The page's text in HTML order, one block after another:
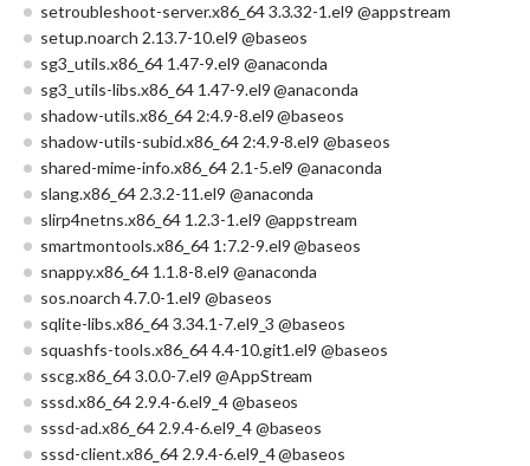
setroubleshoot-server.x86_64 3.3.32-1.el9 @appstream
setup.noarch 2.13.7-10.el9 @baseos
sg3_utils.x86_64 1.47-9.el9 @anaconda
sg3_utils-libs.x86_64 1.47-9.el9 @anaconda
shadow-utils.x86_64 2:4.9-8.el9 @baseos
shadow-utils-subid.x86_64 2:4.9-8.el9 @baseos
shared-mime-info.x86_64 2.1-5.el9 @anaconda
slang.x86_64 2.3.2-11.el9 @anaconda
slirp4netns.x86_64 1.2.3-1.el9 @appstream
smartmontools.x86_64 1:7.2-9.el9 @baseos
snappy.x86_64 1.1.8-8.el9 @anaconda
sos.noarch 4.7.0-1.el9 @baseos
sqlite-libs.x86_64 3.34.1-7.el9_3 @baseos
squashfs-tools.x86_64 4.4-10.git1.el9 @baseos
sscg.x86_64 3.0.0-7.el9 @AppStream
sssd.x86_64 2.9.4-6.el9_4 @baseos
sssd-ad.x86_64 2.9.4-6.el9_4 @baseos
sssd-client.x86_64 2.9.4-6.el9_4 @baseos